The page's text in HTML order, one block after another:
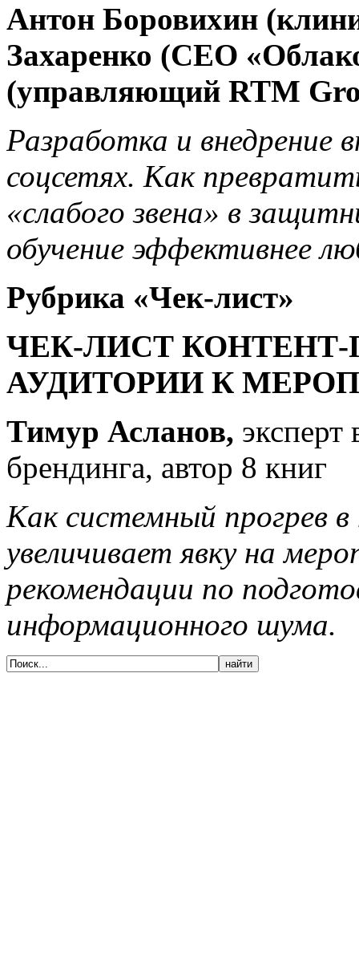
Антон Боровихин
Захаренко (СЕО
(управляющий RTM
Разработка и внедрение
соцсетях. Как
«слабого звена» в
обучение эффективнее
Рубрика «Чек-лист»
ЧЕК-ЛИСТ
АУДИТОРИИ К
Тимур Асланов, эксперт
брендинга, автор 8 книг
Как системный прогрев в
увеличивает явку на
рекомендации по
информационного шума.